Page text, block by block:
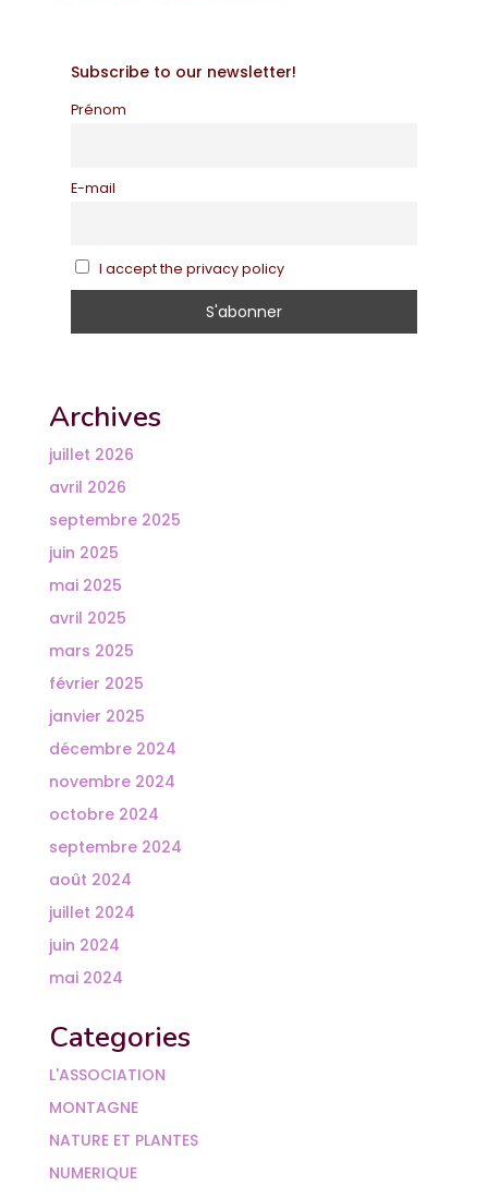
Subscribe to our newsletter!
Prénom
E-mail
I accept the privacy policy
Archives
juillet 2026
avril 2026
septembre 2025
juin 2025
mai 2025
avril 2025
mars 2025
février 2025
janvier 2025
décembre 2024
novembre 2024
octobre 2024
septembre 2024
août 2024
juillet 2024
juin 2024
mai 2024
Categories
L'ASSOCIATION
MONTAGNE
NATURE ET PLANTES
NUMERIQUE